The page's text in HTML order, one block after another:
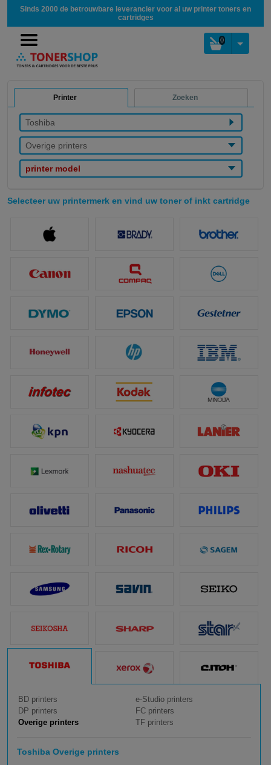
Sinds 2000 de betrouwbare leverancier voor al uw printer toners en
cartridges
0
Printer Zoeken
Toshiba
Overige printers
printer model
Selecteer uw printermerk en vind uw toner of inkt cartridge
BD printers
DP printers
e-Studio printers
FC printers
Overige printers
TF printers
Toshiba Overige printers